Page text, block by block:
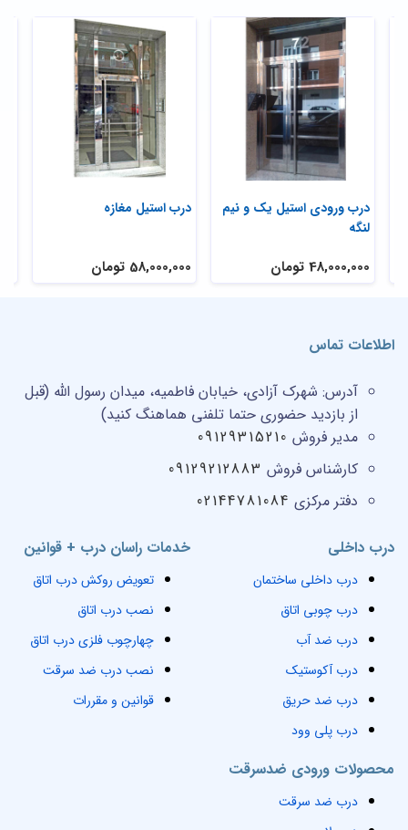
درب استیل مغازه
58,000,000 تومان
درب ورودی استیل یک و نیم
لنگه
48,000,000 تومان
خدمات راسان درب + قوانین
تعویض روکش درب اتاق
نصب درب اتاق
چهارچوب فلزی درب اتاق
نصب درب ضد سرقت
قوانین و مقررات
محصولات ورودی ضدسرقت
درب ضد سرقت
درب داخلی
درب داخلی ساختمان
درب چوبی اتاق
درب ضد آب
درب آکوستیک
درب ضد حریق
درب پلی وود
اطلاعات تماس
آدرس: شهرک آزادی، خیابان فاطمیه، میدان رسول الله (قبل
از بازدید حضوری حتما تلفنی هماهنگ کنید)
مدیر فروش 09129315210
کارشناس فروش 09129212883
دفتر مرکزی 02144781084